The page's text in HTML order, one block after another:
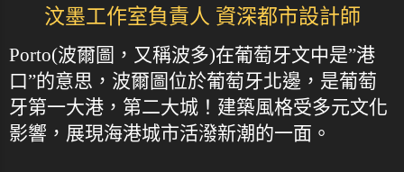
汶墨工作室負責人 資深都市設計師
Porto(波爾圖，又稱波多)在葡萄牙文中是”港
口”的意思，波爾圖位於葡萄牙北邊，是葡萄
牙第一大港，第二大城！建築風格受多元文化
影響，展現海港城市活潑新潮的一面。